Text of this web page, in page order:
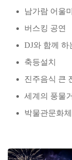
남가람 어울
버스킹 공연
DJ와 함께 하
축등설치
진주음식 큰
세계의 풍물
박물관문화